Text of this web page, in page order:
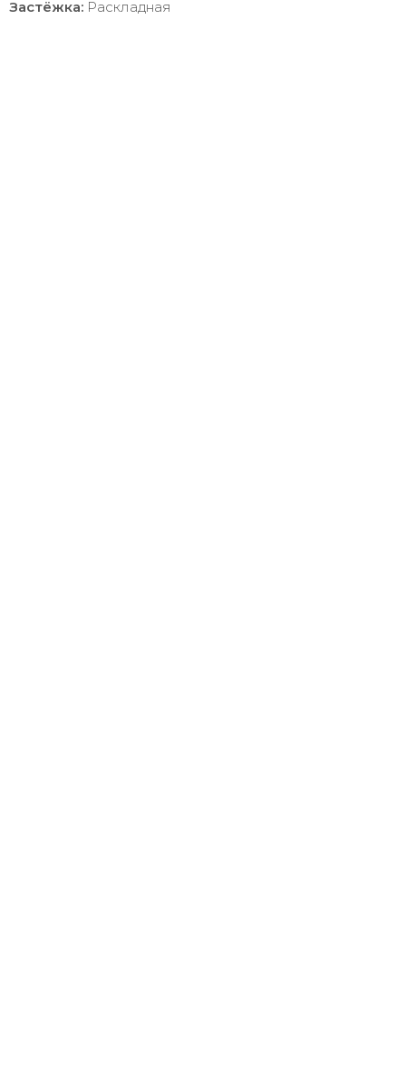
Застёжка: Раскладная